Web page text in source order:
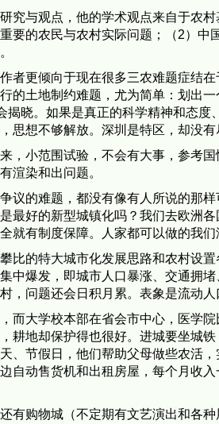
究与观点，他的学术观点来自于农
要的农民与农村实际问题；（2）
者更倾向于现在很多三农难题症结
的土地制约难题，尤为简单：划出
揭晓。如果是真正的科学精神和态
思想不够解放。深圳是特区，却没有
，小范围试验，不会有大事，参考
渲染和出问题。
议的难题，都没有像有人所说的那
最好的新型城镇化吗？我们去欧洲
就有制度保障。人家都可以做的我
比的特大城市化发展思路和农村设
中爆发，即城市人口暴涨、交通拥
，问题还会日积月累。表象是流动
而大学校本部在省会市中心，医学
耕地却保护得也很好。进城要坐城
节假日，他们帮助父母做些农活
自动售货机和出租房屋，每个月收
有购物城（不定期有文艺演出和各